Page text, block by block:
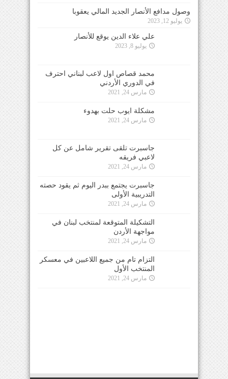
وصول مدافع الأنصار الجديد المالي يعقوبا
يوليو 12, 2023
علي علاء الدين يوقع للأنصار
يوليو 8, 2023
محمد قصاص اول لاعب لبناني احترف
في الدوري الأردني
مارس 24, 2021
مشكلة ايوب حلت بهدوء
مارس 24, 2021
جاسبرت تلقى تقرير شامل عن كل
لاعبي فريقه
مارس 24, 2021
جاسبرت يجتمع ببدر اليوم ثم يقود حصته
التدريبية الأولى
مارس 24, 2021
التشكيلة المتوقعة لمنتخب لبنان في
مواجهة الأردن
مارس 24, 2021
التزام تام من جميع اللاعبين في معسكر
المنتخب الأول
مارس 24, 2021